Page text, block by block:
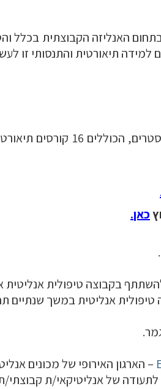
האנליזה הקבוצתית בכלל
תיאורטית והתנסותי זו
התוכנית מורכבת מארבע
כאן.
בקבוצה טיפולית אנליטית
טיפולית אנליטית במשך שנתיים
– הארגון האירופי של מכונים
לתעודה של אנליטיקאי/ת קבוצתי/